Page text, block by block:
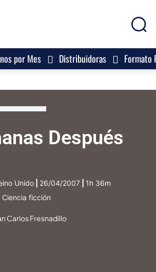
por Mes Distribuidoras Formato
Después
Unido 26/04/2007
1h 36m
Ciencia ficción
Carlos Fresnadillo